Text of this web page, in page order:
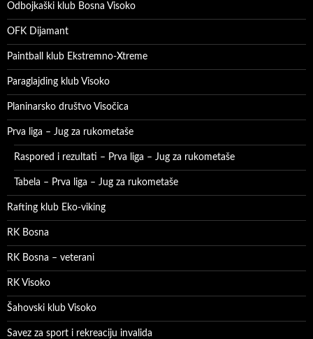
Odbojkaški klub Bosna Visoko
OFK Dijamant
Paintball klub Ekstremno-Xtreme
Paraglajding klub Visoko
Planinarsko društvo Visočica
Prva liga – Jug za rukometaše
Raspored i rezultati – Prva liga – Jug za rukometaše
Tabela – Prva liga – Jug za rukometaše
Rafting klub Eko-viking
RK Bosna
RK Bosna – veterani
RK Visoko
Šahovski klub Visoko
Savez za sport i rekreaciju invalida